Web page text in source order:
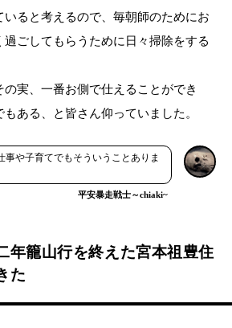
いると考えるので、毎朝師のためにお
ごしてもらうために日々掃除をする
実、一番お側で仕えることができ
ある、と皆さん仰っていました。
事や子育てでもそういうことありま
平安暴走戦士～chiaki~
年籠山行を終えた宮本祖豊住
た